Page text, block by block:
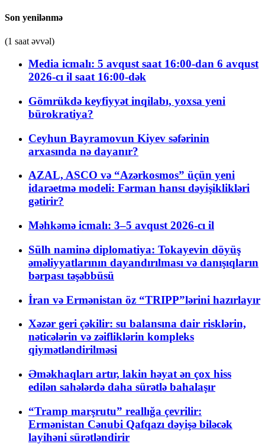
Son yenilənmə
(1 saat əvvəl)
Media icmalı: 5 avqust saat 16:00-dan 6 avqust
2026-cı il saat 16:00-dək
Gömrükdə keyfiyyət inqilabı, yoxsa yeni
bürokratiya?
Ceyhun Bayramovun Kiyev səfərinin
arxasında nə dayanır?
AZAL, ASCO və “Azərkosmos” üçün yeni
idarəetmə modeli: Fərman hansı dəyişiklikləri
gətirir?
Məhkəmə icmalı: 3–5 avqust 2026-cı il
Sülh naminə diplomatiya: Tokayevin döyüş
əməliyyatlarının dayandırılması və danışıqların
bərpası təşəbbüsü
İran və Ermənistan öz “TRIPP”lərini hazırlayır
Xəzər geri çəkilir: su balansına dair risklərin,
nəticələrin və zəifliklərin kompleks
qiymətləndirilməsi
Əməkhaqları artır, lakin həyat ən çox hiss
edilən sahələrdə daha sürətlə bahalaşır
“Tramp marşrutu” reallığa çevrilir:
Ermənistan Cənubi Qafqazı dəyişə biləcək
layihəni sürətləndirir